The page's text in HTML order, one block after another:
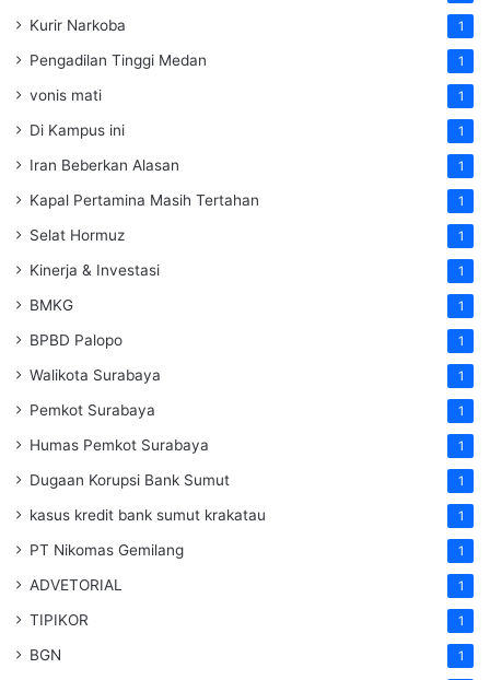
Kurir Narkoba 1
Pengadilan Tinggi Medan 1
vonis mati 1
Di Kampus ini 1
Iran Beberkan Alasan 1
Kapal Pertamina Masih Tertahan 1
Selat Hormuz 1
Kinerja & Investasi 1
BMKG 1
BPBD Palopo 1
Walikota Surabaya 1
Pemkot Surabaya 1
Humas Pemkot Surabaya 1
Dugaan Korupsi Bank Sumut 1
kasus kredit bank sumut krakatau 1
PT Nikomas Gemilang 1
ADVETORIAL 1
TIPIKOR 1
BGN 1